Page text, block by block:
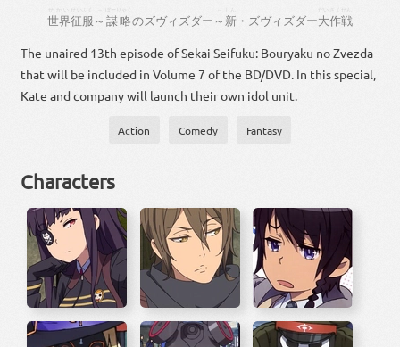
世界征服 ～ 謀略のズヴィズダー ～ 新 ・ ズヴィズダー大作戦
The unaired 13th episode of Sekai Seifuku: Bouryaku no Zvezda
that will be included in Volume 7 of the BD/DVD. In this special,
Kate and company will launch their own idol unit.
Action Comedy Fantasy
Characters